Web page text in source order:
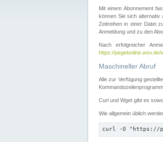
Mit einem Abonnement
können Sie sich alternativ
Zeitreihen in einer Datei
Anmeldung und zu den
Nach erfolgreicher
https://
Maschineller Abruf
Alle zur Verfügung
Curl und Wget gibt es
Wie allgemein üblich
curl -O "https://